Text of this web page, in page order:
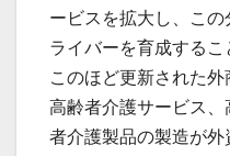
ービスを拡大し、こ
ライバーを育成するこ
このほど更新された外
高齢者介護サービス
者介護製品の製造が外